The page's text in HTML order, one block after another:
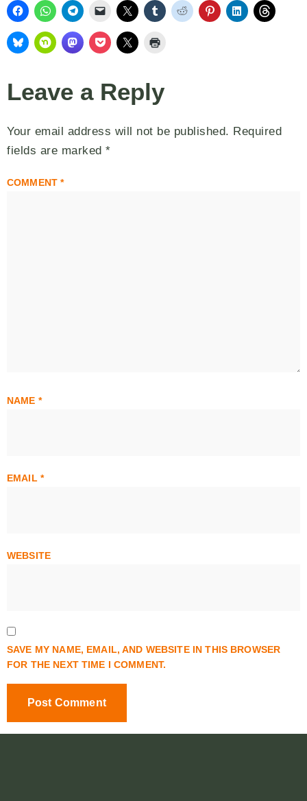
Leave a Reply
Your email address will not be published. Required
fields are marked *
COMMENT*
NAME *
EMAIL *
WEBSITE
SAVE MY NAME, EMAIL, AND WEBSITE IN THIS BROWSER
FOR THE NEXT TIME I COMMENT.